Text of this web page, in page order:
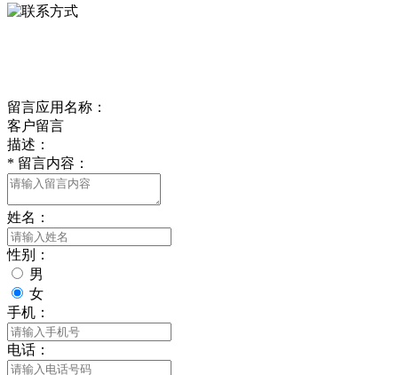
留言应用名称：
客户留言
描述：
* 留言内容：
姓名：
性别：
男
女
手机：
电话：